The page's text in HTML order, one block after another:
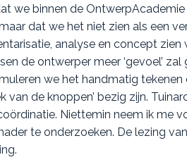
we binnen de
dat we het niet zien als een
analyse en concept zien
de ontwerper meer ‘gevoel’ zal
we het handmatig
de knoppen’ bezig zijn.
Niettemin neem ik me
te onderzoeken. De lezing